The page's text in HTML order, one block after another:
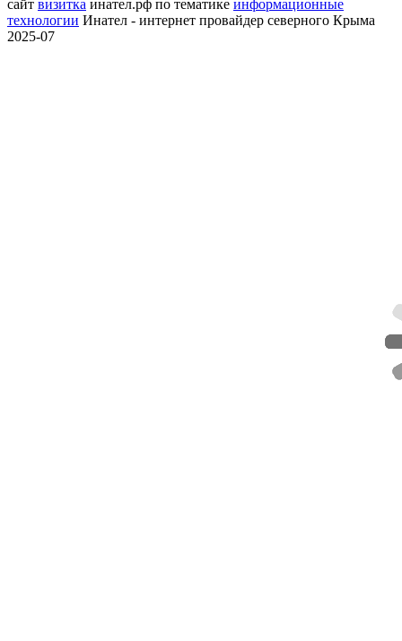
сайт визитка инател.рф по тематике информационные
технологии Инател - интернет провайдер северного Крыма
2025-07